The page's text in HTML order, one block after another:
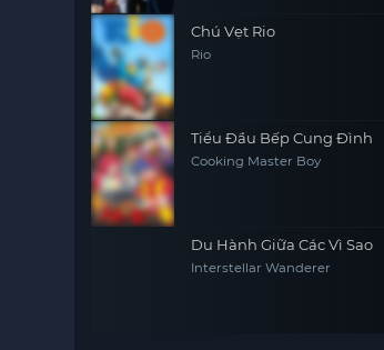
Chú Vẹt Rio
Rio
Tiểu Đầu Bếp Cung Đình
Cooking Master Boy
Du Hành Giữa Các Vì Sao
Interstellar Wanderer